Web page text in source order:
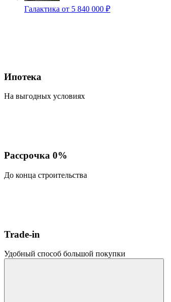
Галактика от 5 840 000 ₽
Ипотека
На выгодных условиях
Рассрочка 0%
До конца строительства
Trade-in
Удобный способ большой покупки